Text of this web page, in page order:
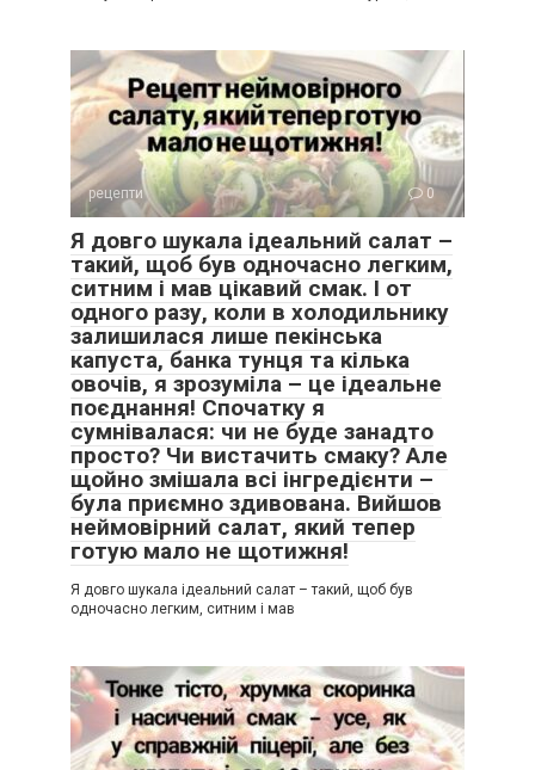
рецепти 0
Я довго шукала ідеальний салат –
такий, щоб був одночасно легким,
ситним і мав цікавий смак. І от
одного разу, коли в холодильнику
залишилася лише пекінська
капуста, банка тунця та кілька
овочів, я зрозуміла – це ідеальне
поєднання! Спочатку я
сумнівалася: чи не буде занадто
просто? Чи вистачить смаку? Але
щойно змішала всі інгредієнти –
була приємно здивована. Вийшов
неймовірний салат, який тепер
готую мало не щотижня!
Я довго шукала ідеальний салат – такий, щоб був
одночасно легким, ситним і мав